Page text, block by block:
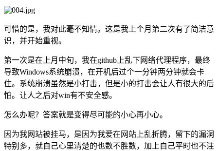
可惜的是，我对此毫不知情。这是我上个月第二次有了简洁意
识，并开始重视。
第一次是在上月中旬，我在github上乱下网络代理程序，最终
导致Windows系统崩溃，在开机后过个一分钟两分钟就会卡
住。系统崩溃虽然是小打击，但是小的打击会让人有很大的后
怕。让人之后对win有不安全感。
怎么办呢？答案就是变得尽可能的小心再小心。
因为我网站被挂马，是因为我爱在网站上乱折腾，留下的漏洞
特别多，就自己心里清楚的也数不胜数，加上自己平时也不注